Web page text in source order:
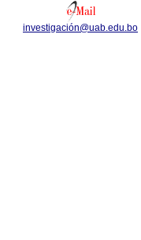
investigación@uab.edu.bo